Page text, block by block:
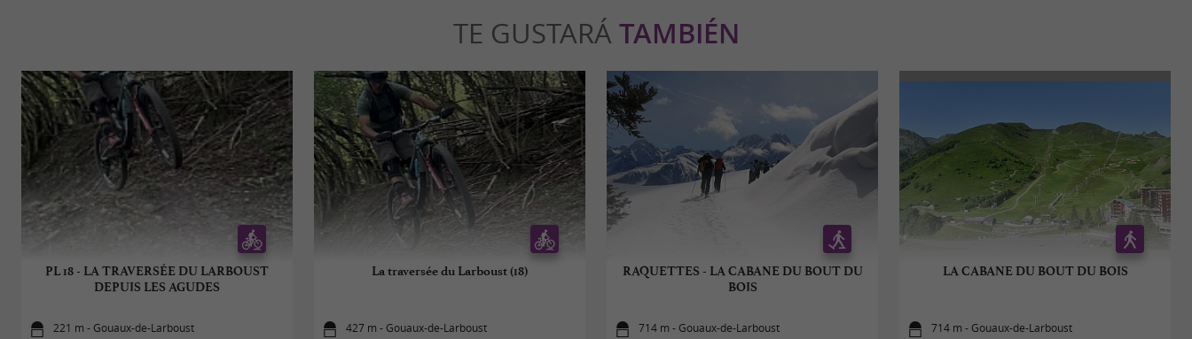
TE GUSTARÁTAMBIÉN
PL 18 - LA TRAVERSÉE DU LARBOUST
DEPUIS LES AGUDES
221 m - Gouaux-de-Larboust
La traversée du Larboust (18)
427 m - Gouaux-de-Larboust
RAQUETTES - LA CABANE DU BOUT DU
BOIS
714 m - Gouaux-de-Larboust
LA CABANE DU BOUT DU BOIS
714 m - Gouaux-de-Larboust